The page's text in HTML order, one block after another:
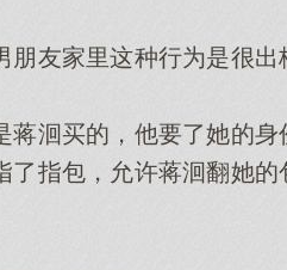
友家里这种行为是很出
洄买的，他要了她的身
了指包，允许蒋洄翻她的